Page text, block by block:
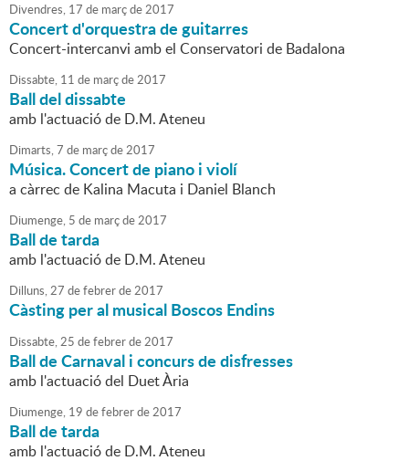
Divendres, 17 de marçde2017
Concert d'orquestra de guitarres
Concert-intercanvi amb el Conservatori de Badalona
Dissabte, 11 de marçde2017
Ball del dissabte
amb l'actuació de D.M. Ateneu
Dimarts,7 de marçde2017
Música. Concert de piano i violí
a càrrec de Kalina Macuta i Daniel Blanch
Diumenge, 5 de marçde2017
Ball de tarda
amb l'actuació de D.M. Ateneu
Dilluns,27 defebrerde2017
Càsting per al musical Boscos Endins
Dissabte,25 defebrerde2017
Ball de Carnaval i concurs de disfresses
amb l'actuació del Duet Ària
Diumenge, 19 defebrerde2017
Ball de tarda
amb l'actuació de D.M. Ateneu